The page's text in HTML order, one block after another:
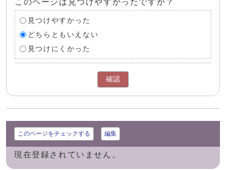
このページは見つけやすかったですか？
見つけやすかった
どちらともいえない
見つけにくかった
確認
このページをチェックする 編集
現在登録されていません。